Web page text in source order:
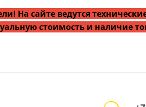
На сайте ведутся
стоимость и наличие